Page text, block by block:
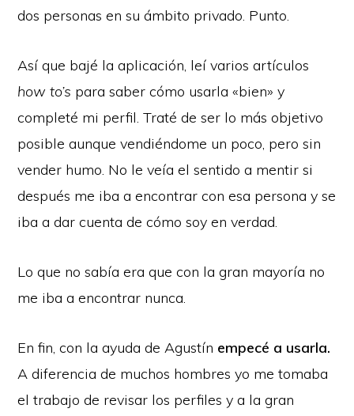
dos personas en su ámbito privado. Punto.
Así que bajé la aplicación, leí varios artículos
how to’s para saber cómo usarla «bien» y
completé mi perfil. Traté de ser lo más objetivo
posible aunque vendiéndome un poco, pero sin
vender humo. No le veía el sentido a mentir si
después me iba a encontrar con esa persona y se
iba a dar cuenta de cómo soy en verdad.
Lo que no sabía era que con la gran mayoría no
me iba a encontrar nunca.
En fin, con la ayuda de Agustín empecé a usarla.
A diferencia de muchos hombres yo me tomaba
el trabajo de revisar los perfiles y a la gran